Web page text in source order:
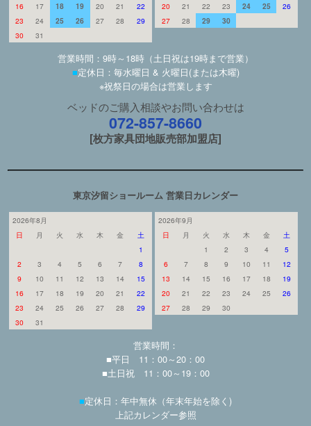
16
17 18 19 20 21
22
23
24 25 26 27 28
29
30
31
20
21 22 23 24 25
26
27
28 29 30
営業時間：9時～18時（土日祝は19時まで営業）
■定休日：毎水曜日 & 火曜日(または木曜)
※祝祭日の場合は営業します
ベッドのご購入相談やお問い合わせは
072-857-8660
[枚方家具団地販売部加盟店]
東京汐留ショールーム 営業日カレンダー
2026年8月
日
月 火 水 木 金
土
1
2
3 4 5 6 7
8
9
10 11 12 13 14
15
16
17 18 19 20 21
22
23
24 25 26 27 28
29
30
31
2026年9月
日
月 火 水 木 金
土
1
2 3 4
5
6
7 8 9 10 11
12
13
14 15 16 17 18
19
20
21 22 23 24 25
26
27
28 29 30
営業時間：
■平日 11：00～20：00
■土日祝 11：00～19：00
■定休日：年中無休（年末年始を除く)
上記カレンダー参照